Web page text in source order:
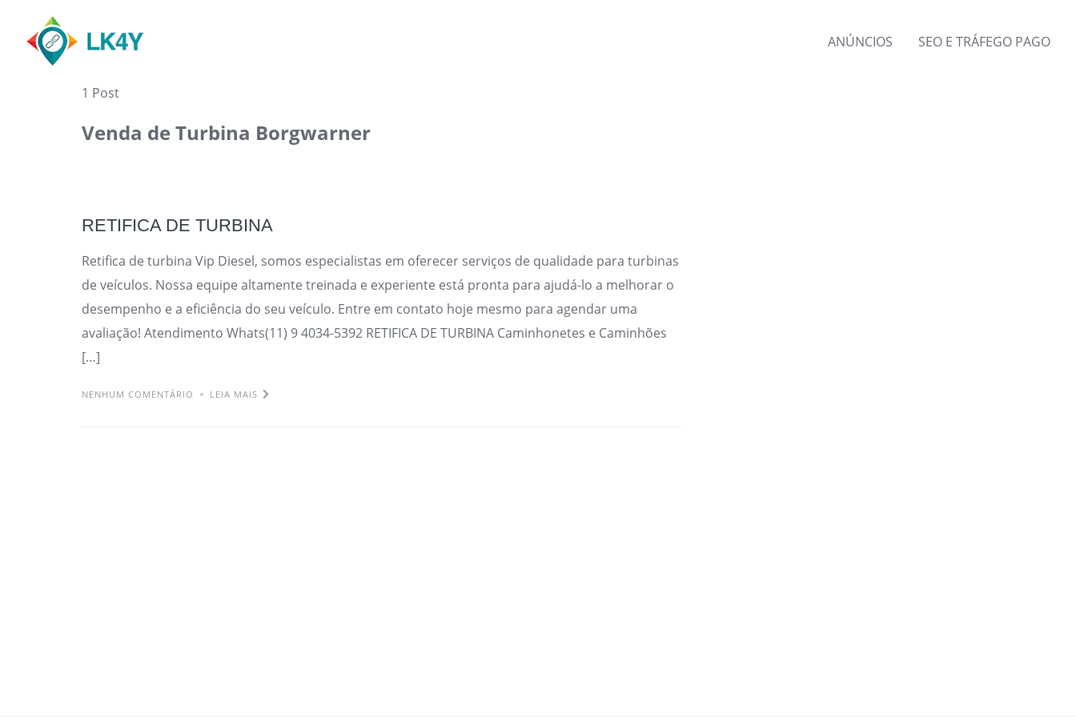
content
ANÚNCIOS SEO E TRÁFEGO PAGO
1 Post
Venda de Turbina Borgwarner
RETIFICA DE TURBINA
Retifica de turbina Vip Diesel, somos especialistas em oferecer serviços de qualidade para turbinas
de veículos. Nossa equipe altamente treinada e experiente está pronta para ajudá-lo a melhorar o
desempenho e a eficiência do seu veículo. Entre em contato hoje mesmo para agendar uma
avaliação! Atendimento Whats(11) 9 4034-5392 RETIFICA DE TURBINA Caminhonetes e Caminhões
[…]
NENHUM COMENTÁRIO LEIA MAIS